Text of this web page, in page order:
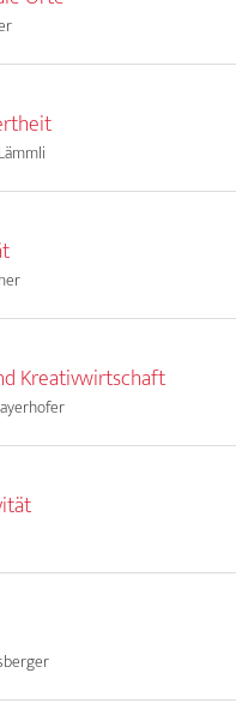
Kreativwirtschaft